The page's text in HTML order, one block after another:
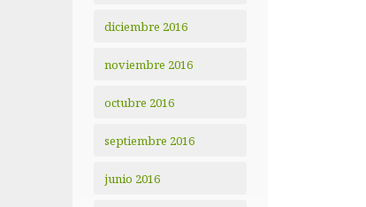
diciembre 2016
noviembre 2016
octubre 2016
septiembre 2016
junio 2016